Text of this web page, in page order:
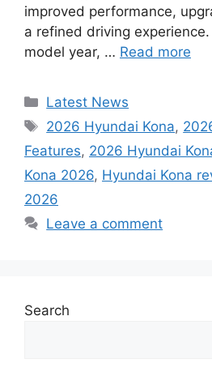
improved performance,
a refined driving
model year, … Read more
Categories
Latest News
Tags
2026 Hyundai Kona,
Features, 2026 Hyundai
Kona 2026, Hyundai Kona
2026
Leave a comment
Search